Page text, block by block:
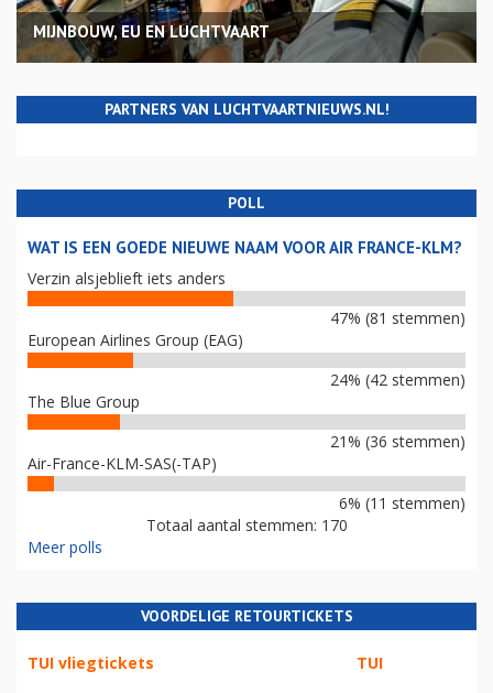
MIJNBOUW, EU EN LUCHTVAART
PARTNERS VAN LUCHTVAARTNIEUWS.NL!
POLL
WAT IS EEN GOEDE NIEUWE NAAM VOOR AIR FRANCE-KLM?
Verzin alsjeblieft iets anders
47% (81 stemmen)
European Airlines Group (EAG)
24% (42 stemmen)
The Blue Group
21% (36 stemmen)
Air-France-KLM-SAS(-TAP)
6% (11 stemmen)
Totaal aantal stemmen: 170
Meer polls
VOORDELIGE RETOURTICKETS
TUI vliegtickets TUI